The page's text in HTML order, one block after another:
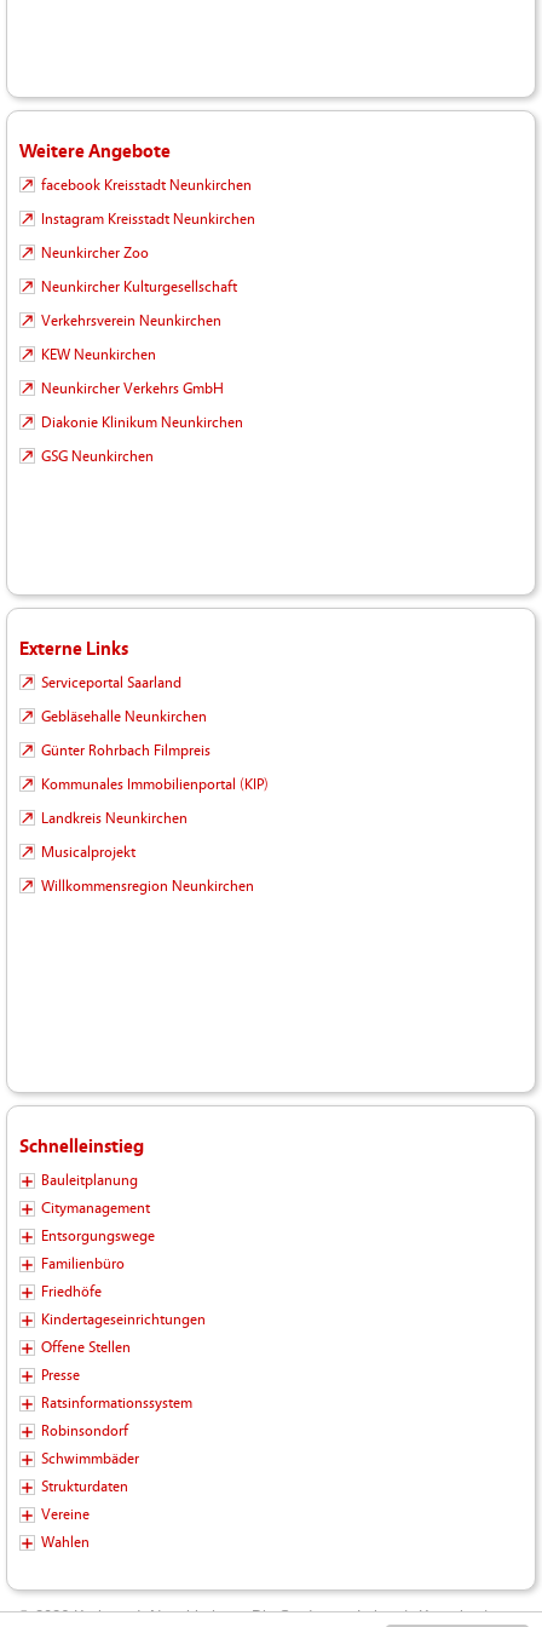
Weitere Angebote
facebook Kreisstadt Neunkirchen
Instagram Kreisstadt Neunkirchen
Neunkircher Zoo
Neunkircher Kulturgesellschaft
Verkehrsverein Neunkirchen
KEW Neunkirchen
Neunkircher Verkehrs GmbH
Diakonie Klinikum Neunkirchen
GSG Neunkirchen
Externe Links
Serviceportal Saarland
Gebläsehalle Neunkirchen
Günter Rohrbach Filmpreis
Kommunales Immobilienportal (KIP)
Landkreis Neunkirchen
Musicalprojekt
Willkommensregion Neunkirchen
Schnelleinstieg
Bauleitplanung
Citymanagement
Entsorgungswege
Familienbüro
Friedhöfe
Kindertageseinrichtungen
Offene Stellen
Presse
Ratsinformationssystem
Robinsondorf
Schwimmbäder
Strukturdaten
Vereine
Wahlen
© 2026 Kreisstadt Neunkirchen - Die Stadt zum Leben | Kontakt |